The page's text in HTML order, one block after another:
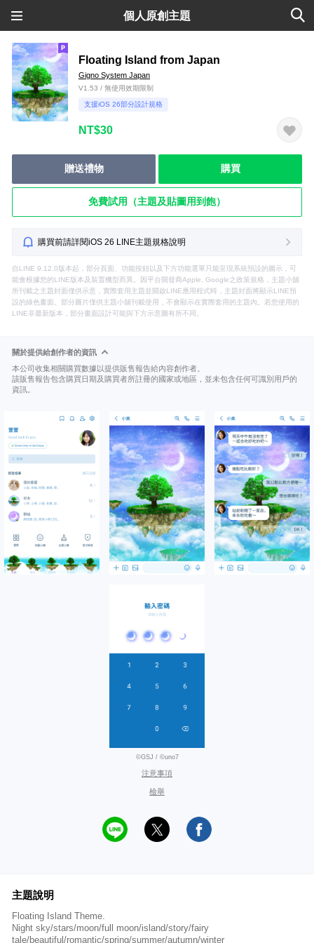
個人原創主題
Floating Island from Japan
Gigno System Japan
V1.53 / 無使用效期限制
支援iOS 26部分設計規格
NT$30
贈送禮物 購買
免費試用（主題及貼圖用到飽）
購買前請詳閱iOS 26 LINE主題規格說明
自LINE 9.12.0版本起，部分頁面、功能按鈕以及下方功能選單只能呈現系統預設的圖示，可
能會根據您的LINE版本及裝置機型而異。因平台開發商Apple, Google之政策規格，主題小舖
所刊載之主題封面僅供示意，實際套用主題並開啟LINE應用程式時，主題封面將顯示LINE預
設的綠色畫面。部分圖片僅供主題小舖刊載使用，不會顯示在實際套用的主題內。若您使用的
LINE非最新版本，部分畫面設計可能與下方示意圖有所不同。
關於提供給創作者的資訊
本公司收集相關購買數據以提供販售報告給內容創作者。
該販售報告包含購買日期及購買者所註冊的國家或地區，並未包含任何可識別用戶的
資訊。
©GSJ / ©uno7
注意事項
檢舉
主題說明
Floating Island Theme.
Night sky/stars/moon/full moon/island/story/fairy
tale/beautiful/romantic/spring/summer/autumn/winter